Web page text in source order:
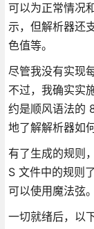
可以为正常情况
示，但解析器还
色值等。
尽管我没有实现
不过，我确实实
约是顺风语法的
地了解解析器如
有了生成的规则
S 文件中的规则
可以使用魔法弦。
一切就绪后，以